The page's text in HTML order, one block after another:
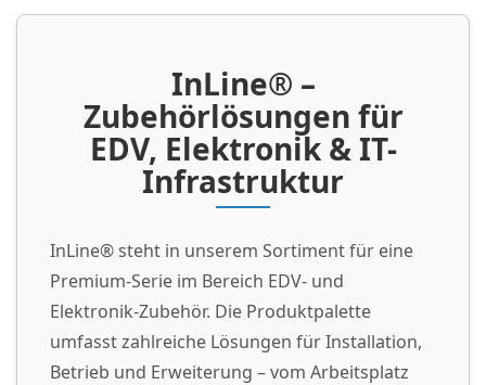
InLine® –
Zubehörlösungen für
EDV, Elektronik & IT-
Infrastruktur
InLine® steht in unserem Sortiment für eine
Premium-Serie im Bereich EDV- und
Elektronik-Zubehör. Die Produktpalette
umfasst zahlreiche Lösungen für Installation,
Betrieb und Erweiterung – vom Arbeitsplatz